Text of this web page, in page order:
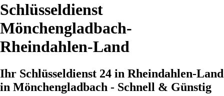
Schlüsseldienst
Mönchengladbach-
Rheindahlen-Land
Ihr Schlüsseldienst 24 in Rheindahlen-Land
in Mönchengladbach - Schnell & Günstig